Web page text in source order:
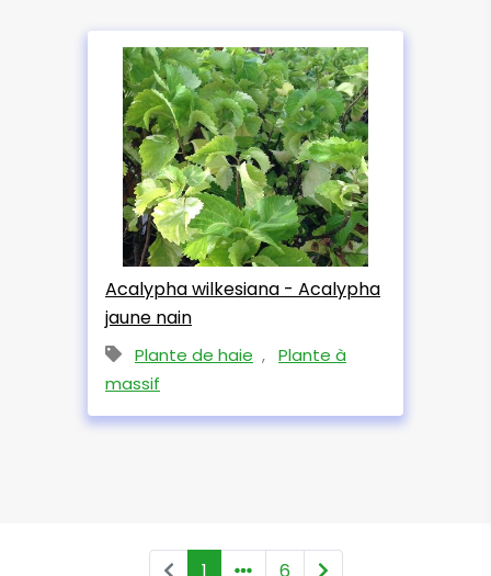
Acalypha wilkesiana - Acalypha
jaune nain
Plante de haie , Plante à
massif
P
1 6
N